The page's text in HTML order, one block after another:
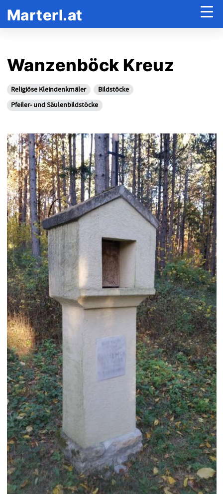
Marterl.at
Wanzenböck Kreuz
Religiöse Kleindenkmäler
Bildstöcke
Pfeiler- und Säulenbildstöcke